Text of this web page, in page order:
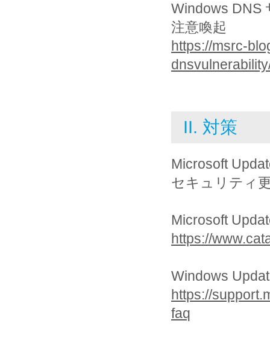
Windows DNS
注意喚起
https://msrc-
II. 対策
Microsoft
セキュリティ
Microsoft
https://
Windows
https://
faq